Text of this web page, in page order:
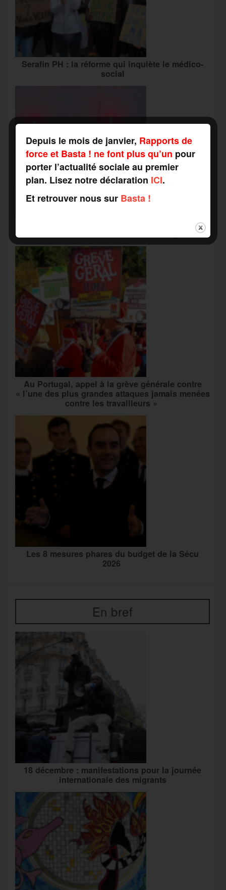
Serafin PH : la réforme qui inquiète le médico-
social
Grève du travail social : vers une « alliance
inédite » avec les associations d’usagers ?
Au Portugal, appel à la grève générale contre
« l’une des plus grandes attaques jamais menées
contre les travailleurs »
Les 8 mesures phares du budget de la Sécu
2026
En bref
18 décembre : manifestations pour la journée
internationale des migrants
Depuis le mois de janvier, Rapports de
force et Basta ! ne font plus qu’un pour
porter l’actualité sociale au premier
plan. Lisez notre déclaration ICI.
Et retrouver nous sur Basta !